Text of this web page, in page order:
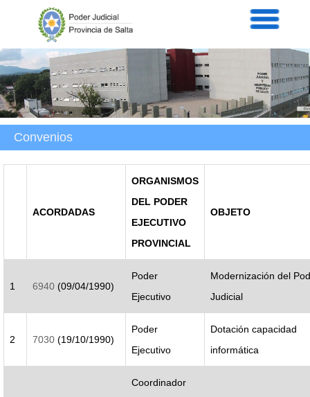
Servicios
Prensa
Intranet
Contacto
Convenios
ACORDADAS
ORGANISMOS
DEL PODER
EJECUTIVO
PROVINCIAL
OBJETO
1 6940 (09/04/1990)
Poder
Ejecutivo
Modernización del
Judicial
2 7030(19/10/1990)
Poder
Ejecutivo
Dotación capacidad
informática
Coordinador